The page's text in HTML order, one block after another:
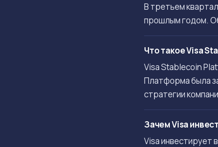
В третьем
прошлым годом.
Что такое Visa
Visa Stablecoin
Платформа была
стратегии
Зачем Visa
Visa инвестирует